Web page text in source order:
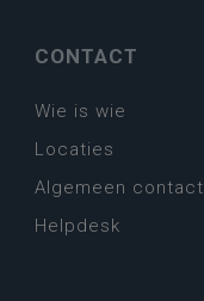
CONTACT
Wie is wie
Locaties
Algemeen contact
Helpdesk